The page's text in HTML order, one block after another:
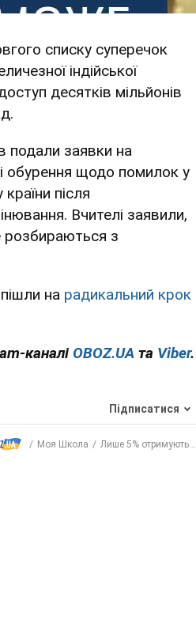
списку суперечок
індійської
десятків мільйонів
подали заявки на
обурення щодо помилок у
після
Вчителі заявили,
розбираються з
на радикальний крок
каналі OBOZ.UA та Viber.
Підписатися
Моя Школа Лише 5% отримують...